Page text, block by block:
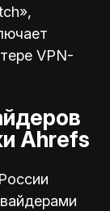
VPN-
Ahrefs